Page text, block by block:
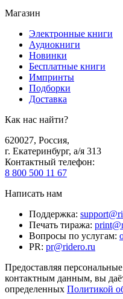
Магазин
Электронные книги
Аудиокниги
Новинки
Бесплатные книги
Импринты
Подборки
Доставка
Как нас найти?
620027, Россия,
г. Екатеринбург, а/я 313
Контактный телефон:
8 800 500 11 67
Написать нам
Поддержка:
Печать тиража:
Вопросы по услугам:
PR: pr@ridero.ru
Предоставляя
контактным данным, вы
определенных Политикой